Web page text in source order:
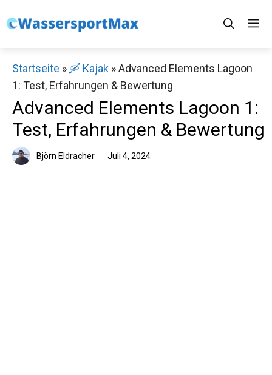
Inhalt
Startseite » 🛶 Kajak »Advanced Elements Lagoon
1: Test, Erfahrungen & Bewertung
Advanced Elements Lagoon 1:
Test, Erfahrungen & Bewertung
Björn Eldracher Juli 4, 2024